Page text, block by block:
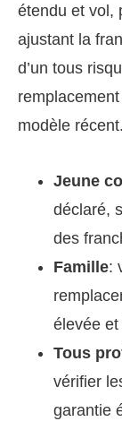
étendu et vol,
ajustant la
d’un tous
modèle récent.
Jeune
déclaré,
des
Famille:
élevée
Tous
vérifier
garantie